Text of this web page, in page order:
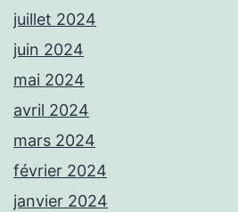
juillet 2024
juin 2024
mai 2024
avril 2024
mars 2024
février 2024
janvier 2024